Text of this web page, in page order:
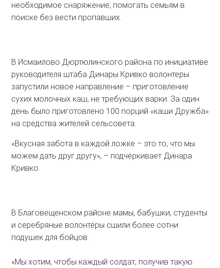
необходимое снаряжение, помогать семьям в
поиске без вести пропавших.
В Исмаилово Дюртюлинского района по инициативе
руководителя штаба Динары Кривко волонтеры
запустили новое направление – приготовление
сухих молочных каш, не требующих варки. За один
день было приготовлено 100 порций «каши Дружба»
на средства жителей сельсовета.
«Вкусная забота в каждой ложке – это то, что мы
можем дать друг другу», – подчёркивает Динара
Кривко.
В Благовещенском районе мамы, бабушки, студенты
и серебряные волонтёры сшили более сотни
подушек для бойцов.
«Мы хотим, чтобы каждый солдат, получив такую